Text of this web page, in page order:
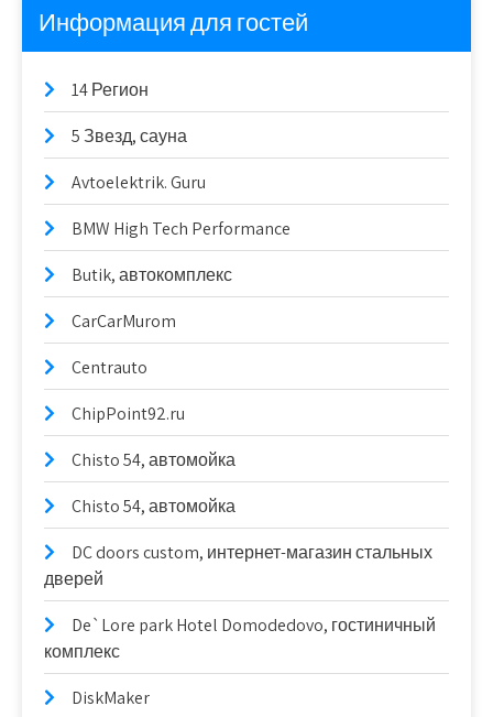
Информация для гостей
14 Регион
5 Звезд, сауна
Avtoelektrik. Guru
BMW High Tech Performance
Butik, автокомплекс
CarCarMurom
Centrauto
ChipPoint92.ru
Chisto 54, автомойка
Chisto 54, автомойка
DC doors custom, интернет-магазин стальных
дверей
De`Lore park Hotel Domodedovo, гостиничный
комплекс
DiskMaker